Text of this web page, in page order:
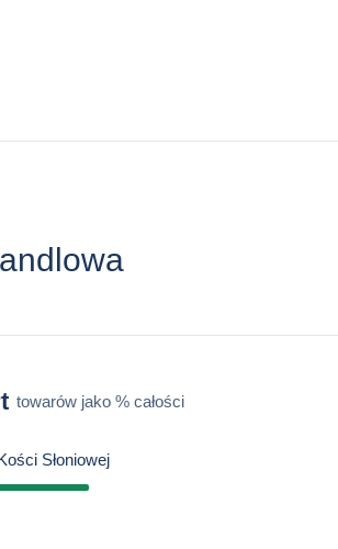
towarów jako % całości
Słoniowej